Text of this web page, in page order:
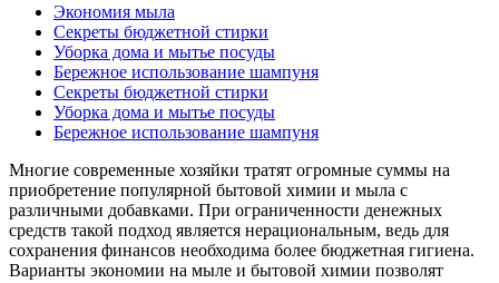
Экономия мыла
Секреты бюджетной стирки
Уборка дома и мытье посуды
Бережное использование шампуня
Секреты бюджетной стирки
Уборка дома и мытье посуды
Бережное использование шампуня
Многие современные хозяйки тратят огромные суммы на
приобретение популярной бытовой химии и мыла с
различными добавками. При ограниченности денежных
средств такой подход является нерациональным, ведь для
сохранения финансов необходима более бюджетная гигиена.
Варианты экономии на мыле и бытовой химии позволят